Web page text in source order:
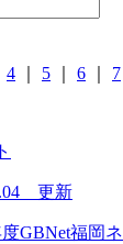
4 5 6 7
更新
GBNet福岡